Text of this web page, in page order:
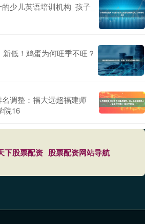
少儿英语培训机构_孩子_
低！鸡蛋为何旺季不旺？
调整：福大远超福建师
院16
下股票配资 股票配资网站导航